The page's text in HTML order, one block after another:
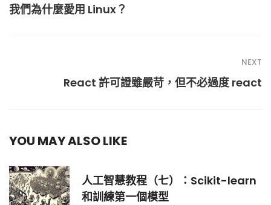
我們為什麼愛用 Linux？
NEXT
React 許可證雖嚴苛，但不必過度 react
YOU MAY ALSO LIKE
人工智慧教程（七）：Scikit-learn
和訓練第一個模型